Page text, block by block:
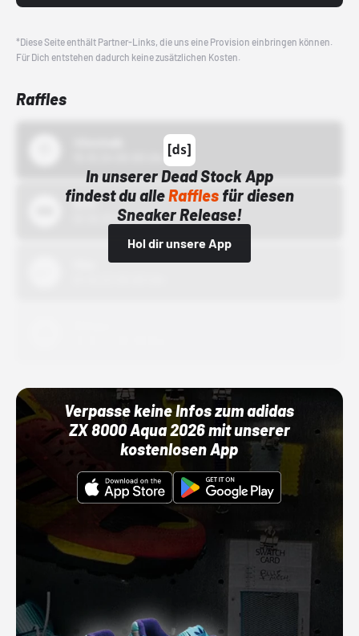
*Diese Seite enthält Partner-Links, die uns eine Provision einbringen können.
Für Dich entstehen dadurch keine zusätzlichen Kosten.
Raffles
In unserer Dead Stock App
findest du alleRafflesfür diesen
Sneaker Release!
Hol dir unsere App
Bstn
01.10.22 00:00 Uhr
Verpasse keine Infos zum adidas
ZX 8000 Aqua 2026 mit unserer
kostenlosen App